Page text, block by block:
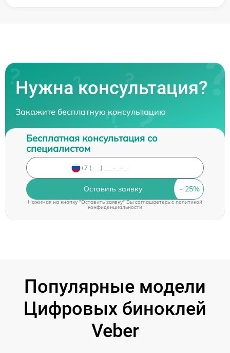
Нужна консультация?
Закажите бесплатную консультацию
Бесплатная консультация со
специалистом
Оставить заявку
Нажимая на кнопку "Оставить заявку" Вы соглашаетесь cполитикой
конфиденциальности
Популярные модели
Цифровых биноклей
Veber